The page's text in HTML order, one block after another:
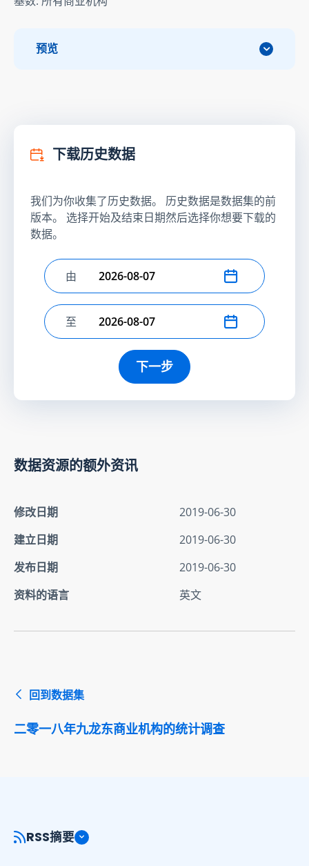
预览
下载历史数据
我们为你收集了历史数据。 历史数据是数据集的前
版本。 选择开始及结束日期然后选择你想要下载的
数据。
选择开始日期
由
选择结束日期
至
下一步
数据资源的额外资讯
修改日期
2019-06-30
建立日期
2019-06-30
发布日期
2019-06-30
资料的语言
英文
回到数据集
二零一八年九龙东商业机构的统计调查
RSS摘要